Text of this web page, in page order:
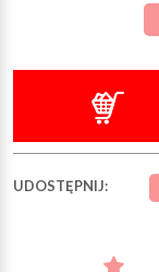
UDOSTĘPNIJ: